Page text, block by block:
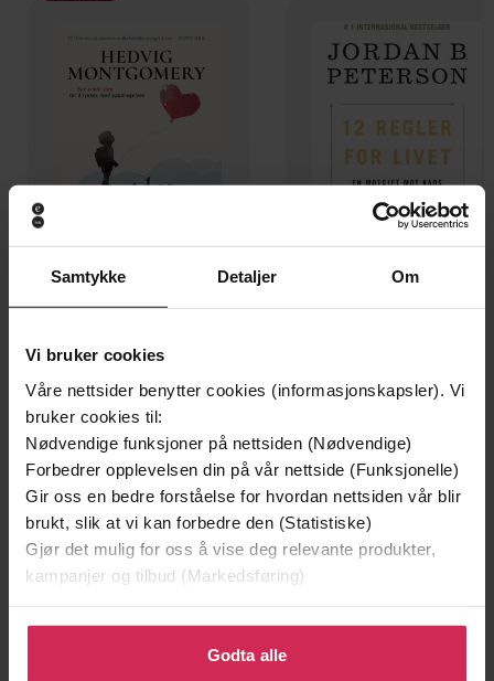
Samtykke Detaljer Om
Vi bruker cookies
Våre nettsider benytter cookies (informasjonskapsler). Vi
bruker cookies til:
Nødvendige funksjoner på nettsiden (Nødvendige)
Forbedrer opplevelsen din på vår nettside (Funksjonelle)
Gir oss en bedre forståelse for hvordan nettsiden vår blir
brukt, slik at vi kan forbedre den (Statistiske)
Gjør det mulig for oss å vise deg relevante produkter,
kampanjer og tilbud (Markedsføring)
Klikk på «Godta alle» for å gi oss ditt samtykke til å
bruke cookies for alle disse formålene. Du kan også
Godta alle
Foreldremagi
EBOK
Undertittel tanketrening for foreldre
Forfattere Line Langaard Solberg
14.01.2019